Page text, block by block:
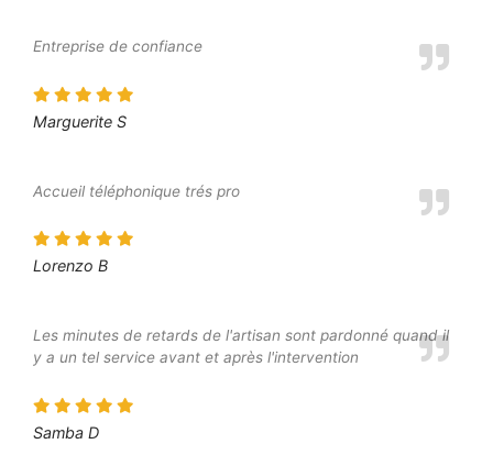
Entreprise de confiance
Marguerite S
Accueil téléphonique trés pro
Lorenzo B
Les minutes de retards de l'artisan sont pardonné quand il
y a un tel service avant et après l'intervention
Samba D